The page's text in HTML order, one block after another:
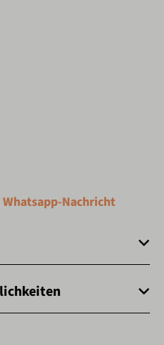
Whatsapp-Nachricht